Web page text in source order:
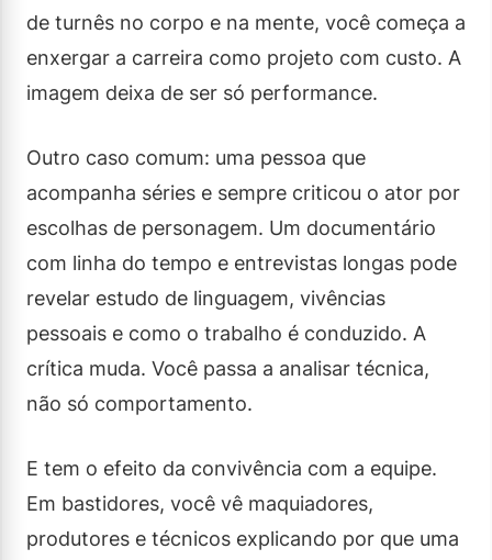
de turnês no corpo e na mente, você começa a
enxergar a carreira como projeto com custo. A
imagem deixa de ser só performance.
Outro caso comum: uma pessoa que
acompanha séries e sempre criticou o ator por
escolhas de personagem. Um documentário
com linha do tempo e entrevistas longas pode
revelar estudo de linguagem, vivências
pessoais e como o trabalho é conduzido. A
crítica muda. Você passa a analisar técnica,
não só comportamento.
E tem o efeito da convivência com a equipe.
Em bastidores, você vê maquiadores,
produtores e técnicos explicando por que uma